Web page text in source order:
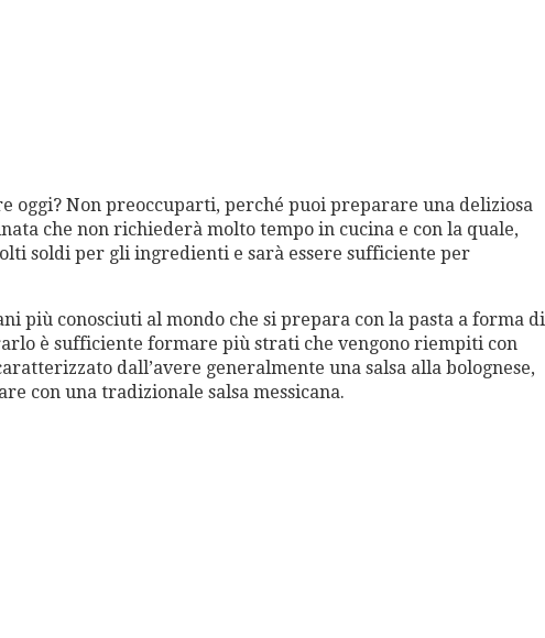
oggi? Non preoccuparti, perché puoi preparare una deliziosa
che non richiederà molto tempo in cucina e con la quale,
soldi per gli ingredienti e sarà essere sufficiente per
più conosciuti al mondo che si prepara con la pasta a forma di
è sufficiente formare più strati che vengono riempiti con
dall’avere generalmente una salsa alla bolognese,
con una tradizionale salsa messicana.